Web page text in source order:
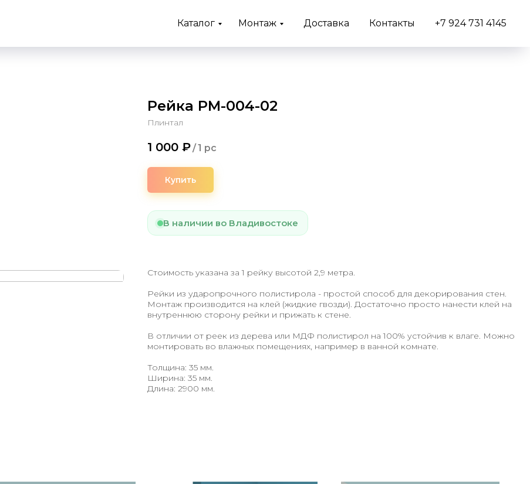
Каталог Монтаж Доставка Контакты +7 924 731 4145
Рейка PM-004-02
Плинтал
1 000 ₽/1 pc
Купить
В наличии во Владивостоке
Стоимость указана за 1 рейку высотой 2,9 метра.
Рейки из ударопрочного полистирола - простой способ для декорирования стен.
Монтаж производится на клей (жидкие гвозди). Достаточно просто нанести клей на
внутреннюю сторону рейки и прижать к стене.
В отличии от реек из дерева или МДФ полистирол на 100% устойчив к влаге. Можно
монтировать во влажных помещениях, например в ванной комнате.
Толщина: 35 мм.
Ширина: 35 мм.
Длина: 2900 мм.